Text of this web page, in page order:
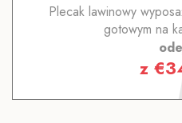
Plecak lawinowy
gotowym na
z €